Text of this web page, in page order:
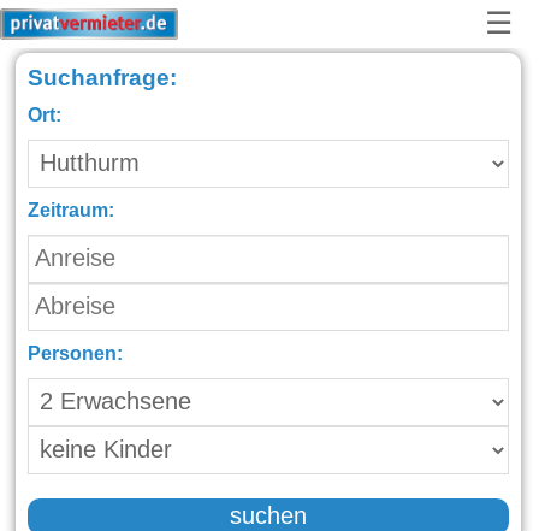
☰
Suchanfrage:
Ort:
Zeitraum:
Personen:
suchen